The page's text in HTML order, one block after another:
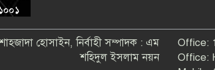
হোসাইন, নির্বাহী সম্পাদক : এম
শহিদুল ইসলাম নয়ন
Office:
Office: